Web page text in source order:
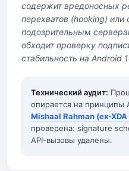
содержит вредоносных
перехватов (hooking) или
подозрительным
обходит проверку
стабильность на Android
Технический аудит:
опирается на принципы
Mishaal Rahman (ex-
проверена: signature
API-вызовы удалены.